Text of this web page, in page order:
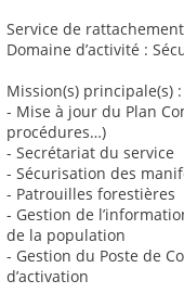
Service de
Domaine d’activité :
Mission(s) principale(s) :
- Mise à jour du Plan
procédures…)
- Secrétariat du service
- Sécurisation des
- Patrouilles forestières
- Gestion de
de la population
- Gestion du Poste de
d’activation